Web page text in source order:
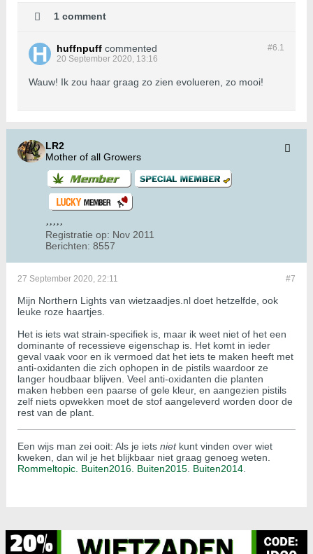
1 comment
#6.1
huffnpuff commented
20 September 2020, 13:16
Wauw! Ik zou haar graag zo zien evolueren, zo mooi!
LR2
Mother of all Growers
Registratie op: Nov 2011
Berichten: 8557
#7
27 September 2020, 22:11
Mijn Northern Lights van wietzaadjes.nl doet hetzelfde, ook
leuke roze haartjes.
Het is iets wat strain-specifiek is, maar ik weet niet of het een
dominante of recessieve eigenschap is. Het komt in ieder
geval vaak voor en ik vermoed dat het iets te maken heeft met
anti-oxidanten die zich ophopen in de pistils waardoor ze
langer houdbaar blijven. Veel anti-oxidanten die planten
maken hebben een paarse of gele kleur, en aangezien pistils
zelf niets opwekken moet de stof aangeleverd worden door de
rest van de plant.
Een wijs man zei ooit: Als je iets nietkunt vinden over wiet
kweken, dan wil je het blijkbaar niet graag genoeg weten.
Rommeltopic. Buiten2016. Buiten2015 Buiten2014